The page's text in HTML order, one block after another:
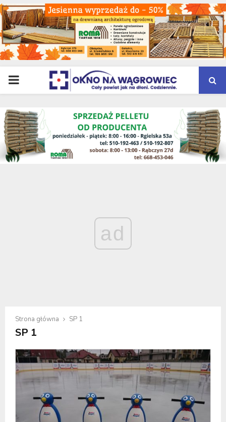
PRIMARY
MENU
ad
Strona główna SP 1
SP 1